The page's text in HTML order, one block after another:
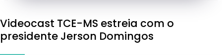
Videocast TCE-MS estreia com o
presidente Jerson Domingos